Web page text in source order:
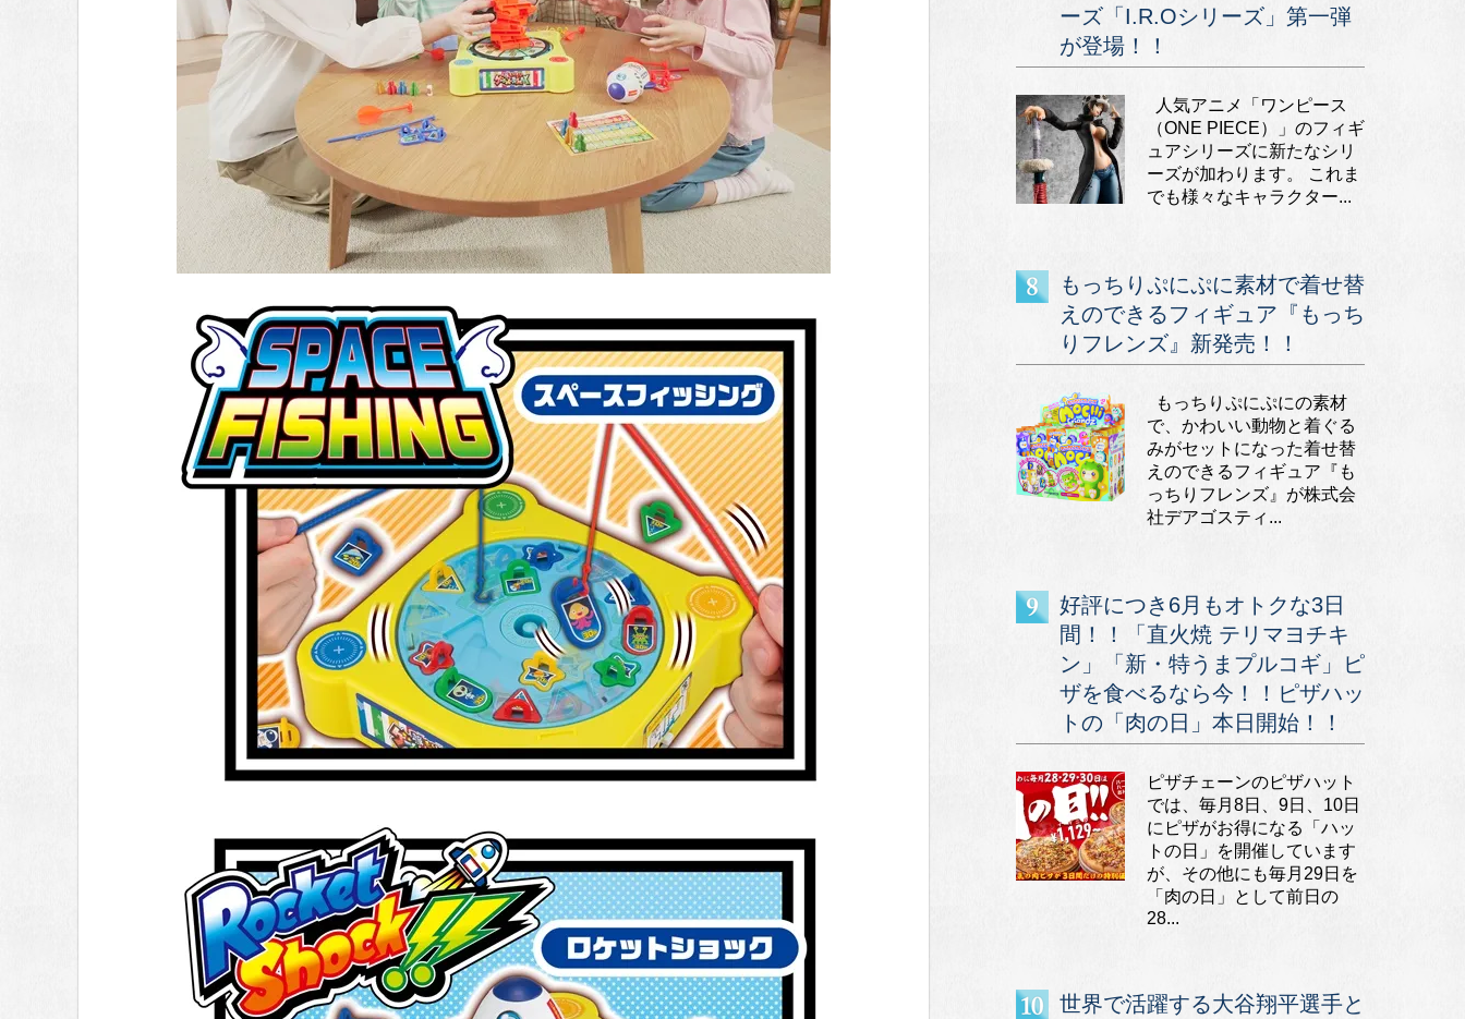
ーズ「I.R.Oシリーズ」第一弾
が登場！！
人気アニメ「ワンピース
（ONE PIECE）」のフィギ
ュアシリーズに新たなシリ
ーズが加わります。 これま
でも様々なキャラクター...
もっちりぷにぷに素材で着せ替
えのできるフィギュア『もっち
りフレンズ』新発売！！
もっちりぷにぷにの素材
で、かわいい動物と着ぐる
みがセットになった着せ替
えのできるフィギュア『も
っちりフレンズ』が株式会
社デアゴスティ...
好評につき6月もオトクな3日
間！！「直火焼 テリマヨチキ
ン」「新・特うまプルコギ」ピ
ザを食べるなら今！！ピザハッ
トの「肉の日」本日開始！！
ピザチェーンのピザハット
では、毎月8日、9日、10日
にピザがお得になる「ハッ
トの日」を開催しています
が、その他にも毎月29日を
「肉の日」として前日の
28...
世界で活躍する大谷翔平選手と